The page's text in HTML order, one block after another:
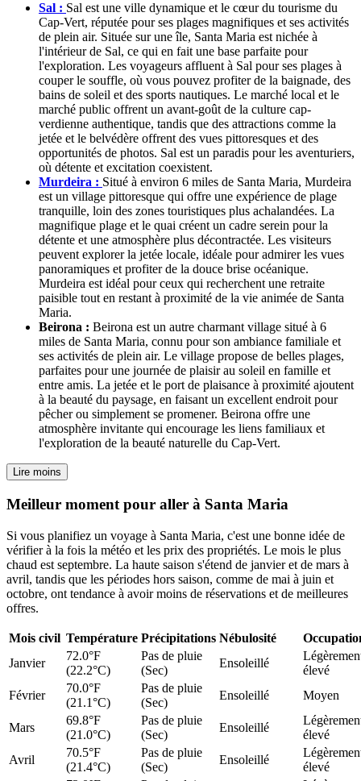
Sal : Sal est une ville dynamique et le cœur du tourisme du
Cap-Vert, réputée pour ses plages magnifiques et ses activités
de plein air. Située sur une île, Santa Maria est nichée à
l'intérieur de Sal, ce qui en fait une base parfaite pour
l'exploration. Les voyageurs affluent à Sal pour ses plages à
couper le souffle, où vous pouvez profiter de la baignade, des
bains de soleil et des sports nautiques. Le marché local et le
marché public offrent un avant-goût de la culture cap-
verdienne authentique, tandis que des attractions comme la
jetée et le belvédère offrent des vues pittoresques et des
opportunités de photos. Sal est un paradis pour les aventuriers,
où détente et excitation coexistent.
Murdeira : Situé à environ 6 miles de Santa Maria, Murdeira
est un village pittoresque qui offre une expérience de plage
tranquille, loin des zones touristiques plus achalandées. La
magnifique plage et le quai créent un cadre serein pour la
détente et une atmosphère plus décontractée. Les visiteurs
peuvent explorer la jetée locale, idéale pour admirer les vues
panoramiques et profiter de la douce brise océanique.
Murdeira est idéal pour ceux qui recherchent une retraite
paisible tout en restant à proximité de la vie animée de Santa
Maria.
Beirona : Beirona est un autre charmant village situé à 6
miles de Santa Maria, connu pour son ambiance familiale et
ses activités de plein air. Le village propose de belles plages,
parfaites pour une journée de plaisir au soleil en famille et
entre amis. La jetée et le port de plaisance à proximité ajoutent
à la beauté du paysage, en faisant un excellent endroit pour
pêcher ou simplement se promener. Beirona offre une
atmosphère invitante qui encourage les liens familiaux et
l'exploration de la beauté naturelle du Cap-Vert.
Lire moins
Meilleur moment pour aller à Santa Maria
Si vous planifiez un voyage à Santa Maria, c'est une bonne idée de
vérifier à la fois la météo et les prix des propriétés. Le mois le plus
chaud est septembre. La haute saison s'étend de janvier et de mars à
avril, tandis que les périodes hors saison, comme de mai à juin et
octobre, ont tendance à avoir moins de réservations et de meilleures
offres.
Mois civil Température Précipitations Nébulosité
Janvier
72.0°F
(22.2°C)
Pas de pluie
(Sec)
Ensoleillé
élevé
Février
70.0°F
(21.1°C)
Pas de pluie
(Sec)
Ensoleillé Moyen
Mars
69.8°F
(21.0°C)
Pas de pluie
(Sec)
Ensoleillé
élevé
Avril
70.5°F
(21.4°C)
Pas de pluie
(Sec)
Ensoleillé
élevé